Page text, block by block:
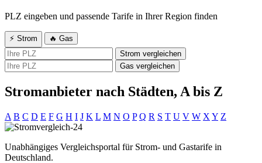
PLZ eingeben und passende Tarife in Ihrer Region finden
⚡ Strom
🔥 Gas
Strom vergleichen
Gas vergleichen
Stromanbieter nach Städten, A bis Z
A B C D E F G H I J K L M N O P Q R S T U V W X Y Z
Unabhängiges Vergleichsportal für Strom- und Gastarife in
Deutschland.